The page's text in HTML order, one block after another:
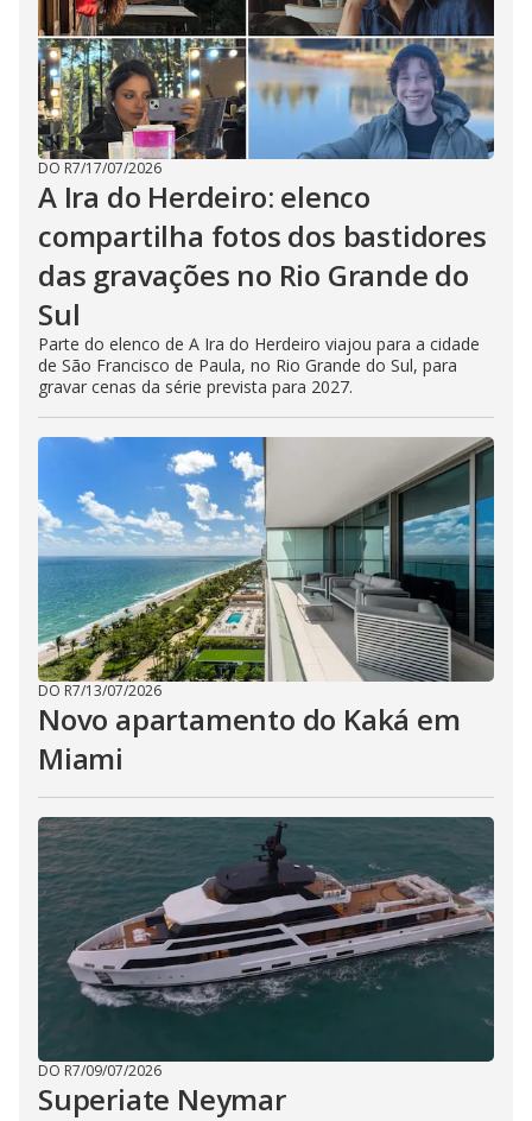
DO R7/17/07/2026
A Ira do Herdeiro: elenco
compartilha fotos dos bastidores
das gravações no Rio Grande do
Sul
Parte do elenco de A Ira do Herdeiro viajou para a cidade
de São Francisco de Paula, no Rio Grande do Sul, para
gravar cenas da série prevista para 2027.
DO R7/13/07/2026
Novo apartamento do Kaká em
Miami
DO R7/09/07/2026
Superiate Neymar